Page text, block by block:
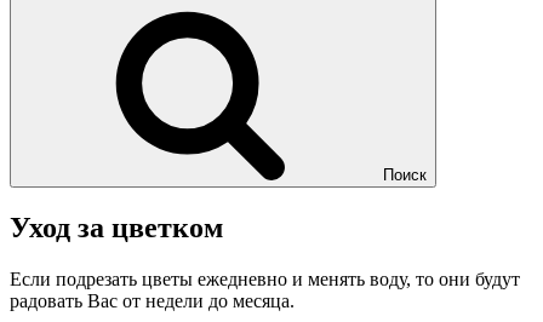
Поиск
Уход за цветком
Если подрезать цветы ежедневно и менять воду, то они будут
радовать Вас от недели до месяца.